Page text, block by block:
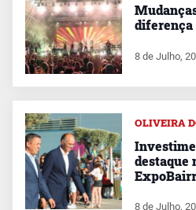
diferença
8 de Julho,
OLIVEIRA
destaque
8 de Julho,